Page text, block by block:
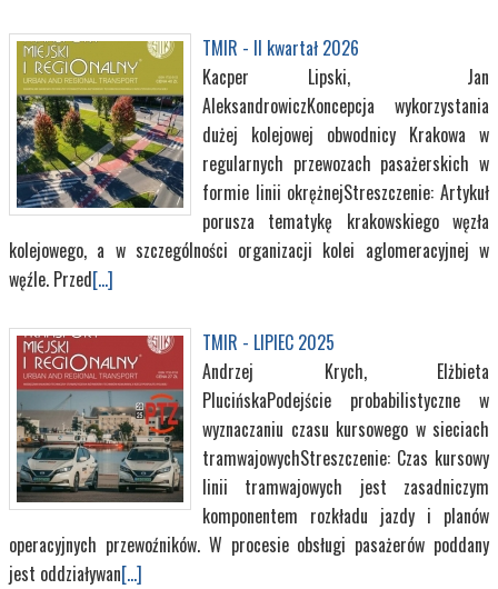
TMIR - II kwartał 2026
Kacper Lipski, Jan
AleksandrowiczKoncepcja wykorzystania
dużej kolejowej obwodnicy Krakowa w
regularnych przewozach pasażerskich w
formie linii okrężnejStreszczenie: Artykuł
porusza tematykę krakowskiego węzła
kolejowego, a w szczególności organizacji kolei aglomeracyjnej w
węźle. Przed[...]
TMIR - LIPIEC 2025
Andrzej Krych, Elżbieta
PlucińskaPodejście probabilistyczne w
wyznaczaniu czasu kursowego w sieciach
tramwajowychStreszczenie: Czas kursowy
linii tramwajowych jest zasadniczym
komponentem rozkładu jazdy i planów
operacyjnych przewoźników. W procesie obsługi pasażerów poddany
jest oddziaływan[...]